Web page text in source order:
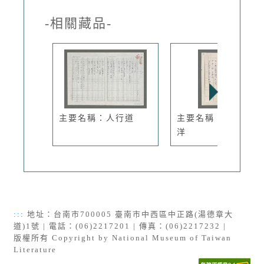
-相關藏品-
主要名稱：人行道
主要名稱：夜眺太平
洋
::: 地址：台南市700005 臺南市中西區中正路(湯德章大
道)1號 | 電話：(06)2217201 | 傳真：(06)2217232 |
版權所有 Copyright by National Museum of Taiwan
Literature